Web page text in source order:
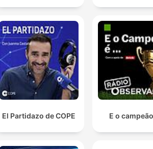
El Partidazo de COPE E o